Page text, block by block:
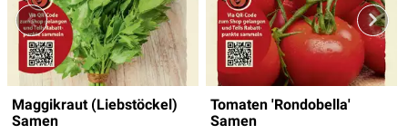
Maggikraut (Liebstöckel)
Samen
Tomaten 'Rondobella'
Samen